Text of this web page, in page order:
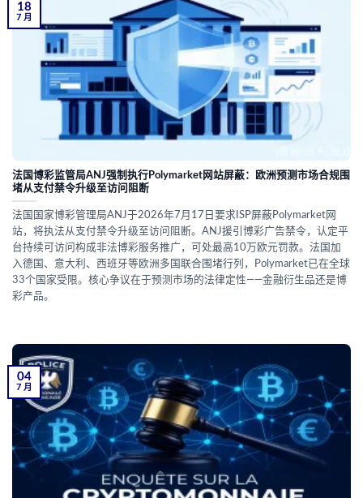
法国博彩监管局ANJ强制执行Polymarket网站屏蔽：欧洲预测市场合规围
堵从支付禁令升级至访问阻断
法国国家博彩管理局ANJ于2026年7月17日要求ISP屏蔽Polymarket网
站，将执法从支付禁令升级至访问阻断。ANJ援引博彩广告禁令，认定平
台持续可访问构成非法博彩服务推广，可处最高10万欧元罚款。法国加
入德国、意大利、西班牙等欧洲多国联合围堵行列，Polymarket已在全球
33个国家受限。核心争议在于预测市场的法律定性——金融衍生品还是博
彩产品。
18
7 月
04
7 月